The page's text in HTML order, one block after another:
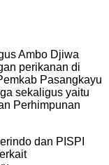
Ambo Djiwa
perikanan di
Pasangkayu
sekaligus yaitu
Perhimpunan
dan PISPI